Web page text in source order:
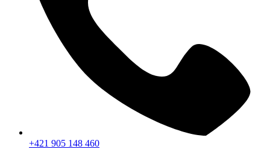
+421 905 148 460